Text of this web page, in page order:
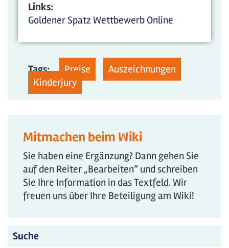
Links:
Goldener Spatz Wettbewerb Online
Tags: Preise
Auszeichnungen
Kinderjury
Mitmachen beim Wiki
Sie haben eine Ergänzung? Dann gehen Sie
auf den Reiter „Bearbeiten“ und schreiben
Sie Ihre Information in das Textfeld. Wir
freuen uns über Ihre Beteiligung am Wiki!
Suche